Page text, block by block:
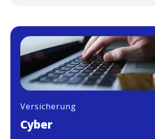
Versicherung
Cyber